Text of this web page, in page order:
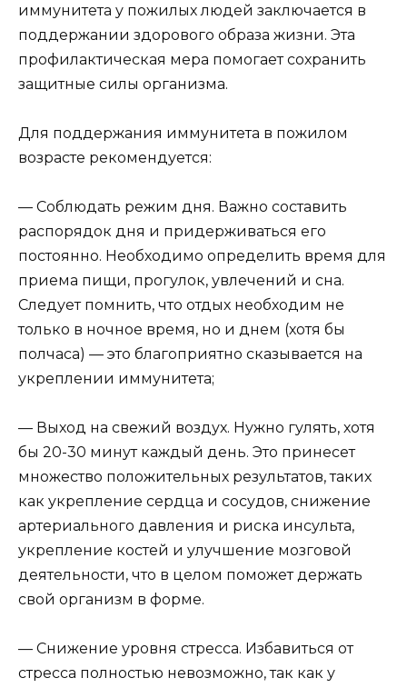
иммунитета у пожилых людей заключается в
поддержании здорового образа жизни. Эта
профилактическая мера помогает сохранить
защитные силы организма.
Для поддержания иммунитета в пожилом
возрасте рекомендуется:
— Соблюдать режим дня. Важно составить
распорядок дня и придерживаться его
постоянно. Необходимо определить время для
приема пищи, прогулок, увлечений и сна.
Следует помнить, что отдых необходим не
только в ночное время, но и днем (хотя бы
полчаса) — это благоприятно сказывается на
укреплении иммунитета;
— Выход на свежий воздух. Нужно гулять, хотя
бы 20-30 минут каждый день. Это принесет
множество положительных результатов, таких
как укрепление сердца и сосудов, снижение
артериального давления и риска инсульта,
укрепление костей и улучшение мозговой
деятельности, что в целом поможет держать
свой организм в форме.
— Снижение уровня стресса. Избавиться от
стресса полностью невозможно, так как у